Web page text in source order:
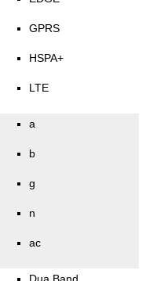
GPRS
HSPA+
LTE
a
b
g
n
ac